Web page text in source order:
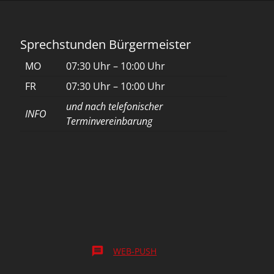
Sprechstunden Bürgermeister
MO
07:30 Uhr – 10:00 Uhr
FR
07:30 Uhr – 10:00 Uhr
INFO
und nach telefonischer
Terminvereinbarung
message WEB-PUSH